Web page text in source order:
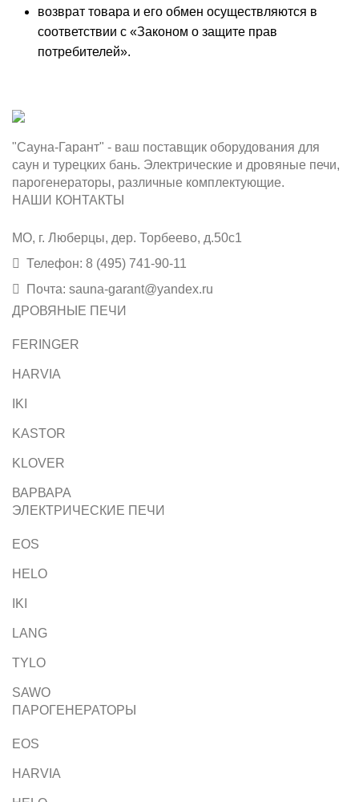
возврат товара и его обмен осуществляются в
соответствии с «Законом о защите прав
потребителей».
"Сауна-Гарант" - ваш поставщик оборудования для
саун и турецких бань. Электрические и дровяные печи,
парогенераторы, различные комплектующие.
НАШИ КОНТАКТЫ
МО, г. Люберцы, дер. Торбеево, д.50с1
Телефон: 8 (495) 741-90-11
Почта: sauna-garant@yandex.ru
ДРОВЯНЫЕ ПЕЧИ
FERINGER
HARVIA
IKI
KASTOR
KLOVER
ВАРВАРА
ЭЛЕКТРИЧЕСКИЕ ПЕЧИ
EOS
HELO
IKI
LANG
TYLO
SAWO
ПАРОГЕНЕРАТОРЫ
EOS
HARVIA